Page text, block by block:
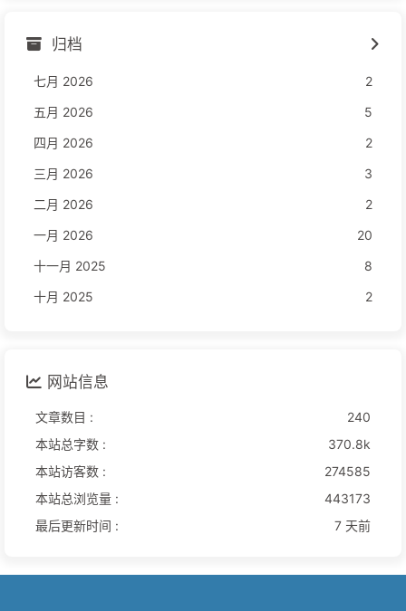
归档
七月 2026
2
五月 2026
5
四月 2026
2
三月 2026
3
二月 2026
2
一月 2026
20
十一月 2025
8
十月 2025
2
网站信息
文章数目 :
240
本站总字数 :
370.8k
本站访客数 :
274585
本站总浏览量 :
443173
最后更新时间 :
7 天前